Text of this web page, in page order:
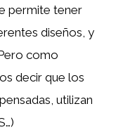
permite tener
diseños, y
como
decir que los
utilizan